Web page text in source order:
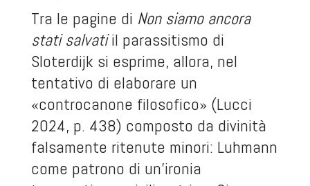
Tra le pagine di Non siamo ancora
stati salvatiil parassitismo di
Sloterdijk si esprime, allora, nel
tentativo di elaborare un
«controcanone filosofico» (Lucci
2024, p. 438) composto da divinità
falsamente ritenute minori: Luhmann
come patrono di un’ironia